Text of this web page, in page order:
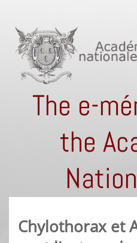
The e-
the
Chylothorax et